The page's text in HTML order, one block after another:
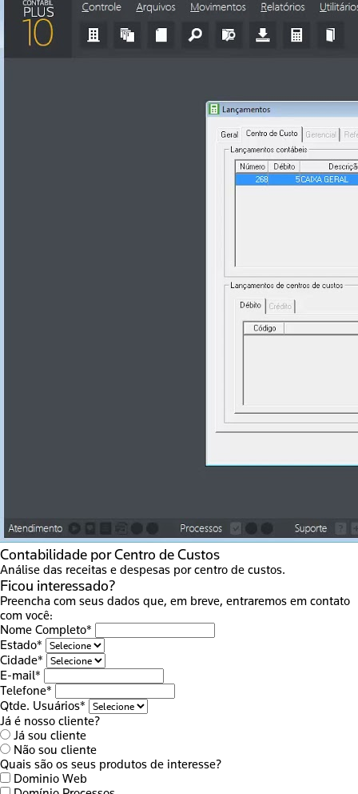
Contabilidade por Centro de Custos
Análise das receitas e despesas por centro de custos.
Ficou interessado?
Preencha com seus dados que, em breve, entraremos em contato
com você:
Nome Completo*
Estado*
Cidade*
E-mail*
Telefone*
Qtde. Usuários*
Já é nosso cliente?
Já sou cliente
Não sou cliente
Quais são os seus produtos de interesse?
Dominio Web